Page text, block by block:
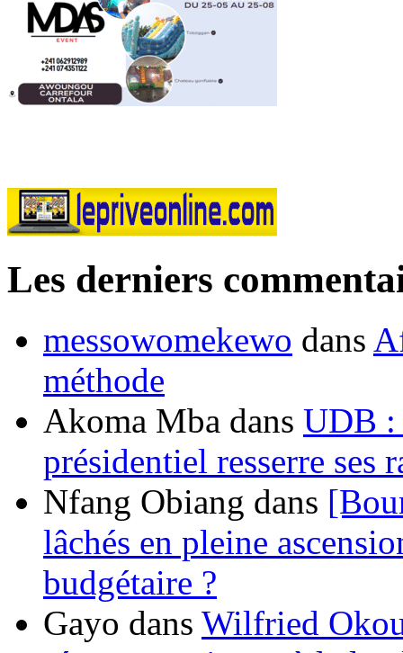
Les derniers
messowomekewo dans
méthode
Akoma Mba dans UDB :
présidentiel resserre ses
Nfang Obiang dans
lâchés en pleine
budgétaire ?
Gayo dans Wilfried